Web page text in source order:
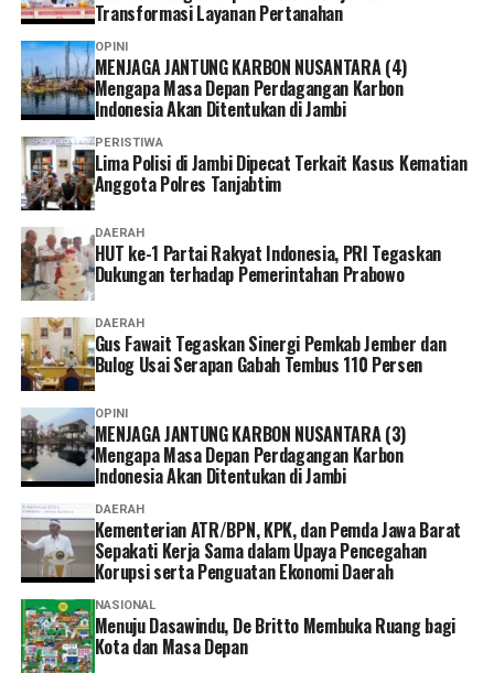
Selain lebih praktis dan menghemat waktu, menurutnya
keberadaan berbagai kanal layanan digital memberikan
lebih banyak pilihan bagi peserta untuk mengurus
administrasi sesuai kebutuhan dan kondisi masing-
masing.
Ia pun menganggap kepesertaan JKN penting dimiliki
sebagai bentuk perlindungan kesehatan bagi diri sendiri
dan keluarga sekaligus mendukung keberlangsungan
Program JKN.
“Menurut saya, layanan non tatap muka ini sangat
memudahkan karena semua urusan administrasi bisa
diakses cukup melalui handphone. Saya berharap ke
depannya layanannya terus dikembangkan agar semakin
mudah digunakan dan kendala teknis bisa semakin
diminimalkan. Dengan begitu, peserta bisa mengurus
administrasi dengan lebih cepat tanpa harus datang dan
mengantre di kantor,” tuturnya. (*)
Transformasi Layanan Pertanahan
OPINI
MENJAGA JANTUNG KARBON NUSANTARA (4)
Mengapa Masa Depan Perdagangan Karbon
Indonesia Akan Ditentukan di Jambi
PERISTIWA
Lima Polisi di Jambi Dipecat Terkait Kasus Kematian
Anggota Polres Tanjabtim
DAERAH
HUT ke-1 Partai Rakyat Indonesia, PRI Tegaskan
Dukungan terhadap Pemerintahan Prabowo
DAERAH
Gus Fawait Tegaskan Sinergi Pemkab Jember dan
Bulog Usai Serapan Gabah Tembus 110 Persen
OPINI
MENJAGA JANTUNG KARBON NUSANTARA (3)
Mengapa Masa Depan Perdagangan Karbon
Indonesia Akan Ditentukan di Jambi
DAERAH
Kementerian ATR/BPN, KPK, dan Pemda Jawa Barat
Sepakati Kerja Sama dalam Upaya Pencegahan
Korupsi serta Penguatan Ekonomi Daerah
NASIONAL
Menuju Dasawindu, De Britto Membuka Ruang bagi
Kota dan Masa Depan